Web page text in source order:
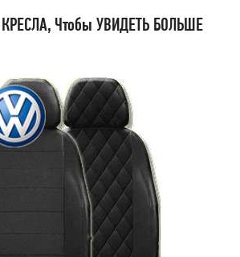
Чтобы УВИДЕТЬ БОЛЬШЕ